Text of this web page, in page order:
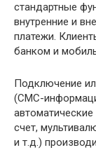
стандартные
внутренние и
платежи.
банком и
Подключение
(СМС-
счет,
и т.д.)